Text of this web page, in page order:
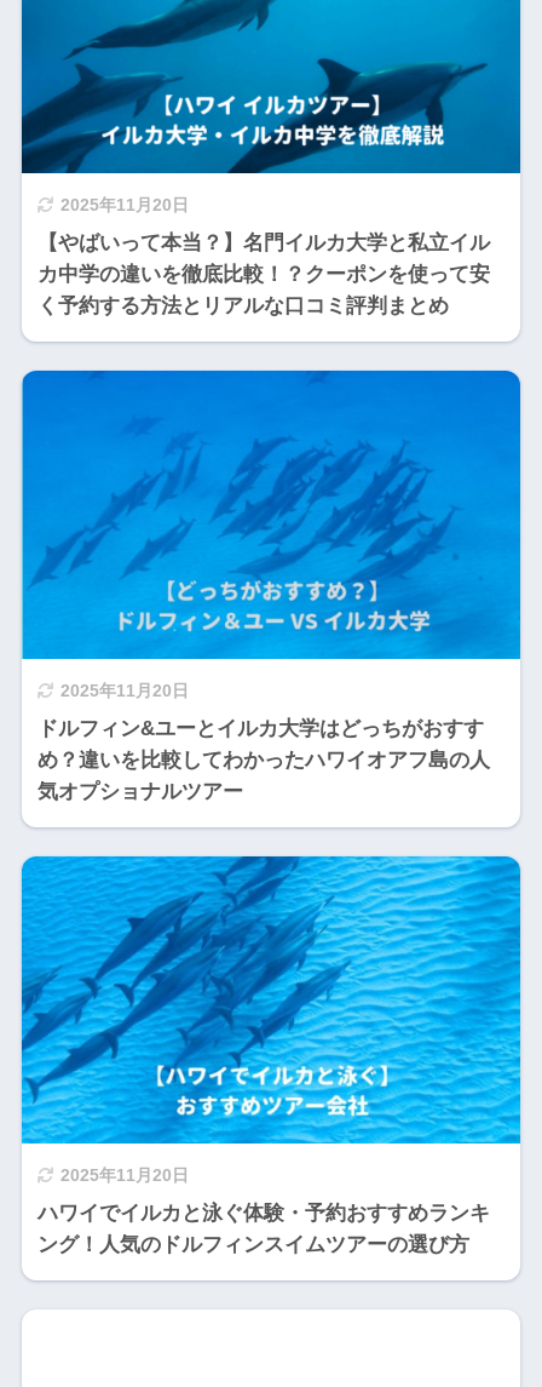
2025年11月20日
【やばいって本当？】名門イルカ大学と私立イル
カ中学の違いを徹底比較！？クーポンを使って安
く予約する方法とリアルな口コミ評判まとめ
2025年11月20日
ドルフィン&ユーとイルカ大学はどっちがおすす
め？違いを比較してわかったハワイオアフ島の人
気オプショナルツアー
2025年11月20日
ハワイでイルカと泳ぐ体験・予約おすすめランキ
ング！人気のドルフィンスイムツアーの選び方